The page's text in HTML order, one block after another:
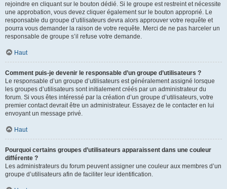
rejoindre en cliquant sur le bouton dédié. Si le groupe est restreint et nécessite
une approbation, vous devez cliquer également sur le bouton approprié. Le
responsable du groupe d’utilisateurs devra alors approuver votre requête et
pourra vous demander la raison de votre requête. Merci de ne pas harceler un
responsable de groupe s’il refuse votre demande.
Haut
Comment puis-je devenir le responsable d’un groupe d’utilisateurs ?
Le responsable d’un groupe d’utilisateurs est généralement assigné lorsque
les groupes d’utilisateurs sont initialement créés par un administrateur du
forum. Si vous êtes intéressé par la création d’un groupe d’utilisateurs, votre
premier contact devrait être un administrateur. Essayez de le contacter en lui
envoyant un message privé.
Haut
Pourquoi certains groupes d’utilisateurs apparaissent dans une couleur
différente ?
Les administrateurs du forum peuvent assigner une couleur aux membres d’un
groupe d’utilisateurs afin de faciliter leur identification.